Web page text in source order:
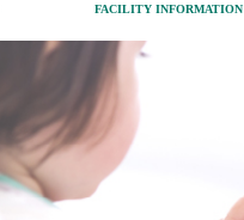
FACILITY INFORMATION